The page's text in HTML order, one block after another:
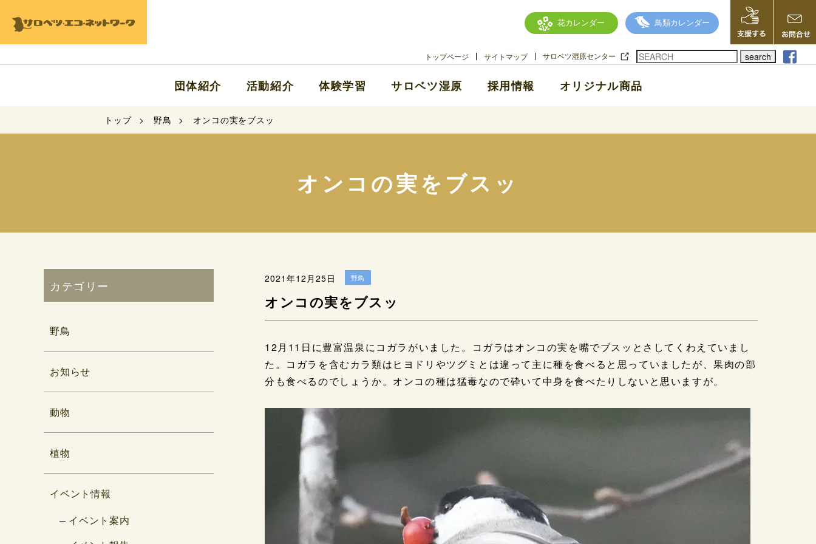
花カレンダー 鳥類カレンダー
トップページ サイトマップ サロベツ湿原センター search
団体紹介 活動紹介 体験学習 サロベツ湿原 採用情報 オリジナル商品
トップ 野鳥 オンコの実をブスッ
オンコの実をブスッ
2021年12月25日 野鳥
オンコの実をブスッ
12月11日に豊富温泉にコガラがいました。コガラはオンコの実を嘴でブスッとさしてくわえていまし
た。コガラを含むカラ類はヒヨドリやツグミとは違って主に種を食べると思っていましたが、果肉の部
分も食べるのでしょうか。オンコの種は猛毒なので砕いて中身を食べたりしないと思いますが。
カテゴリー
野鳥
お知らせ
動物
植物
イベント情報
イベント案内